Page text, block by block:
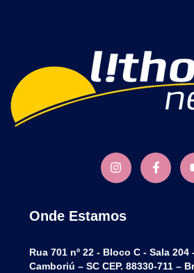
Onde Estamos
Rua 701 nº 22 - Bloco C - Sala
Camboriú – SC CEP. 88330-711 –